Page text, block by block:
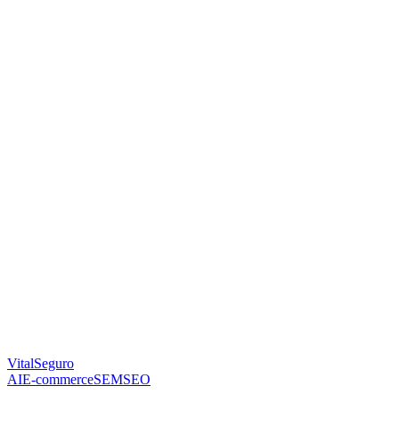
VitalSeguro
AIE-commerceSEMSEO